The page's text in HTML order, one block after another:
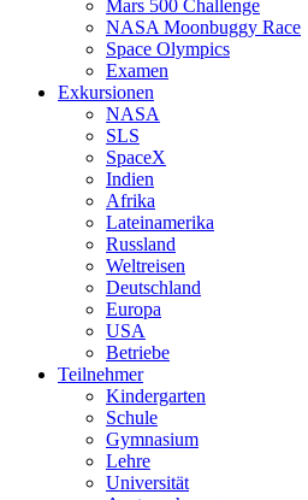
Mars 500 Challenge
NASA Moonbuggy Race
Space Olympics
Examen
Exkursionen
NASA
SLS
SpaceX
Indien
Afrika
Lateinamerika
Russland
Weltreisen
Deutschland
Europa
USA
Betriebe
Teilnehmer
Kindergarten
Schule
Gymnasium
Lehre
Universität